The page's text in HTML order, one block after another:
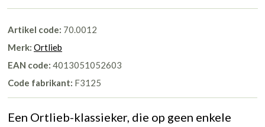
Artikel code: 70.0012
Merk: Ortlieb
EAN code: 4013051052603
Code fabrikant: F3125
Een Ortlieb-klassieker, die op geen enkele